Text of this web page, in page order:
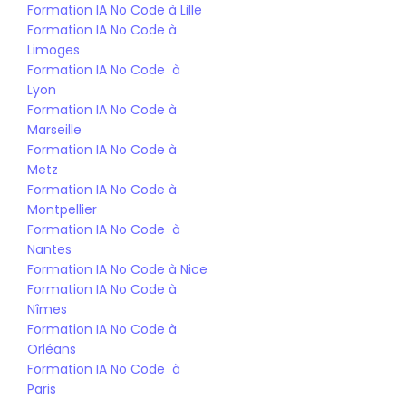
Formation IA No Code à Lille
Formation IA No Code à
Limoges
Formation IA No Code  à
Lyon
Formation IA No Code à
Marseille
Formation IA No Code à
Metz
Formation IA No Code à
Montpellier
Formation IA No Code  à
Nantes
Formation IA No Code à Nice
Formation IA No Code à
Nîmes
Formation IA No Code à
Orléans
Formation IA No Code  à
Paris